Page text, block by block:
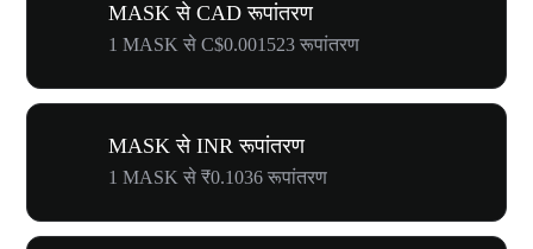
MASK से CAD रूपांतरण
1 MASK से C$0.001523 रूपांतरण
MASK से INR रूपांतरण
1 MASK से ₹0.1036 रूपांतरण